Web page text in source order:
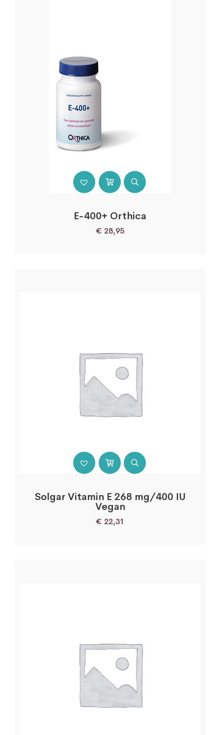
E-400+ Orthica
€ 28,95
Solgar Vitamin E 268 mg/400 IU
Vegan
€ 22,31